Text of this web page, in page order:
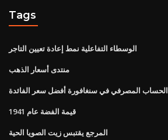
Tags
الوسطاء التفاعلية نمط إعادة تعيين التاجر
منتدى أسعار الذهب
الحساب المصرفي في سنغافورة أفضل سعر الفائدة
قيمة الفضة عام 1941
المرجع يقتبس زيت الصويا الحية